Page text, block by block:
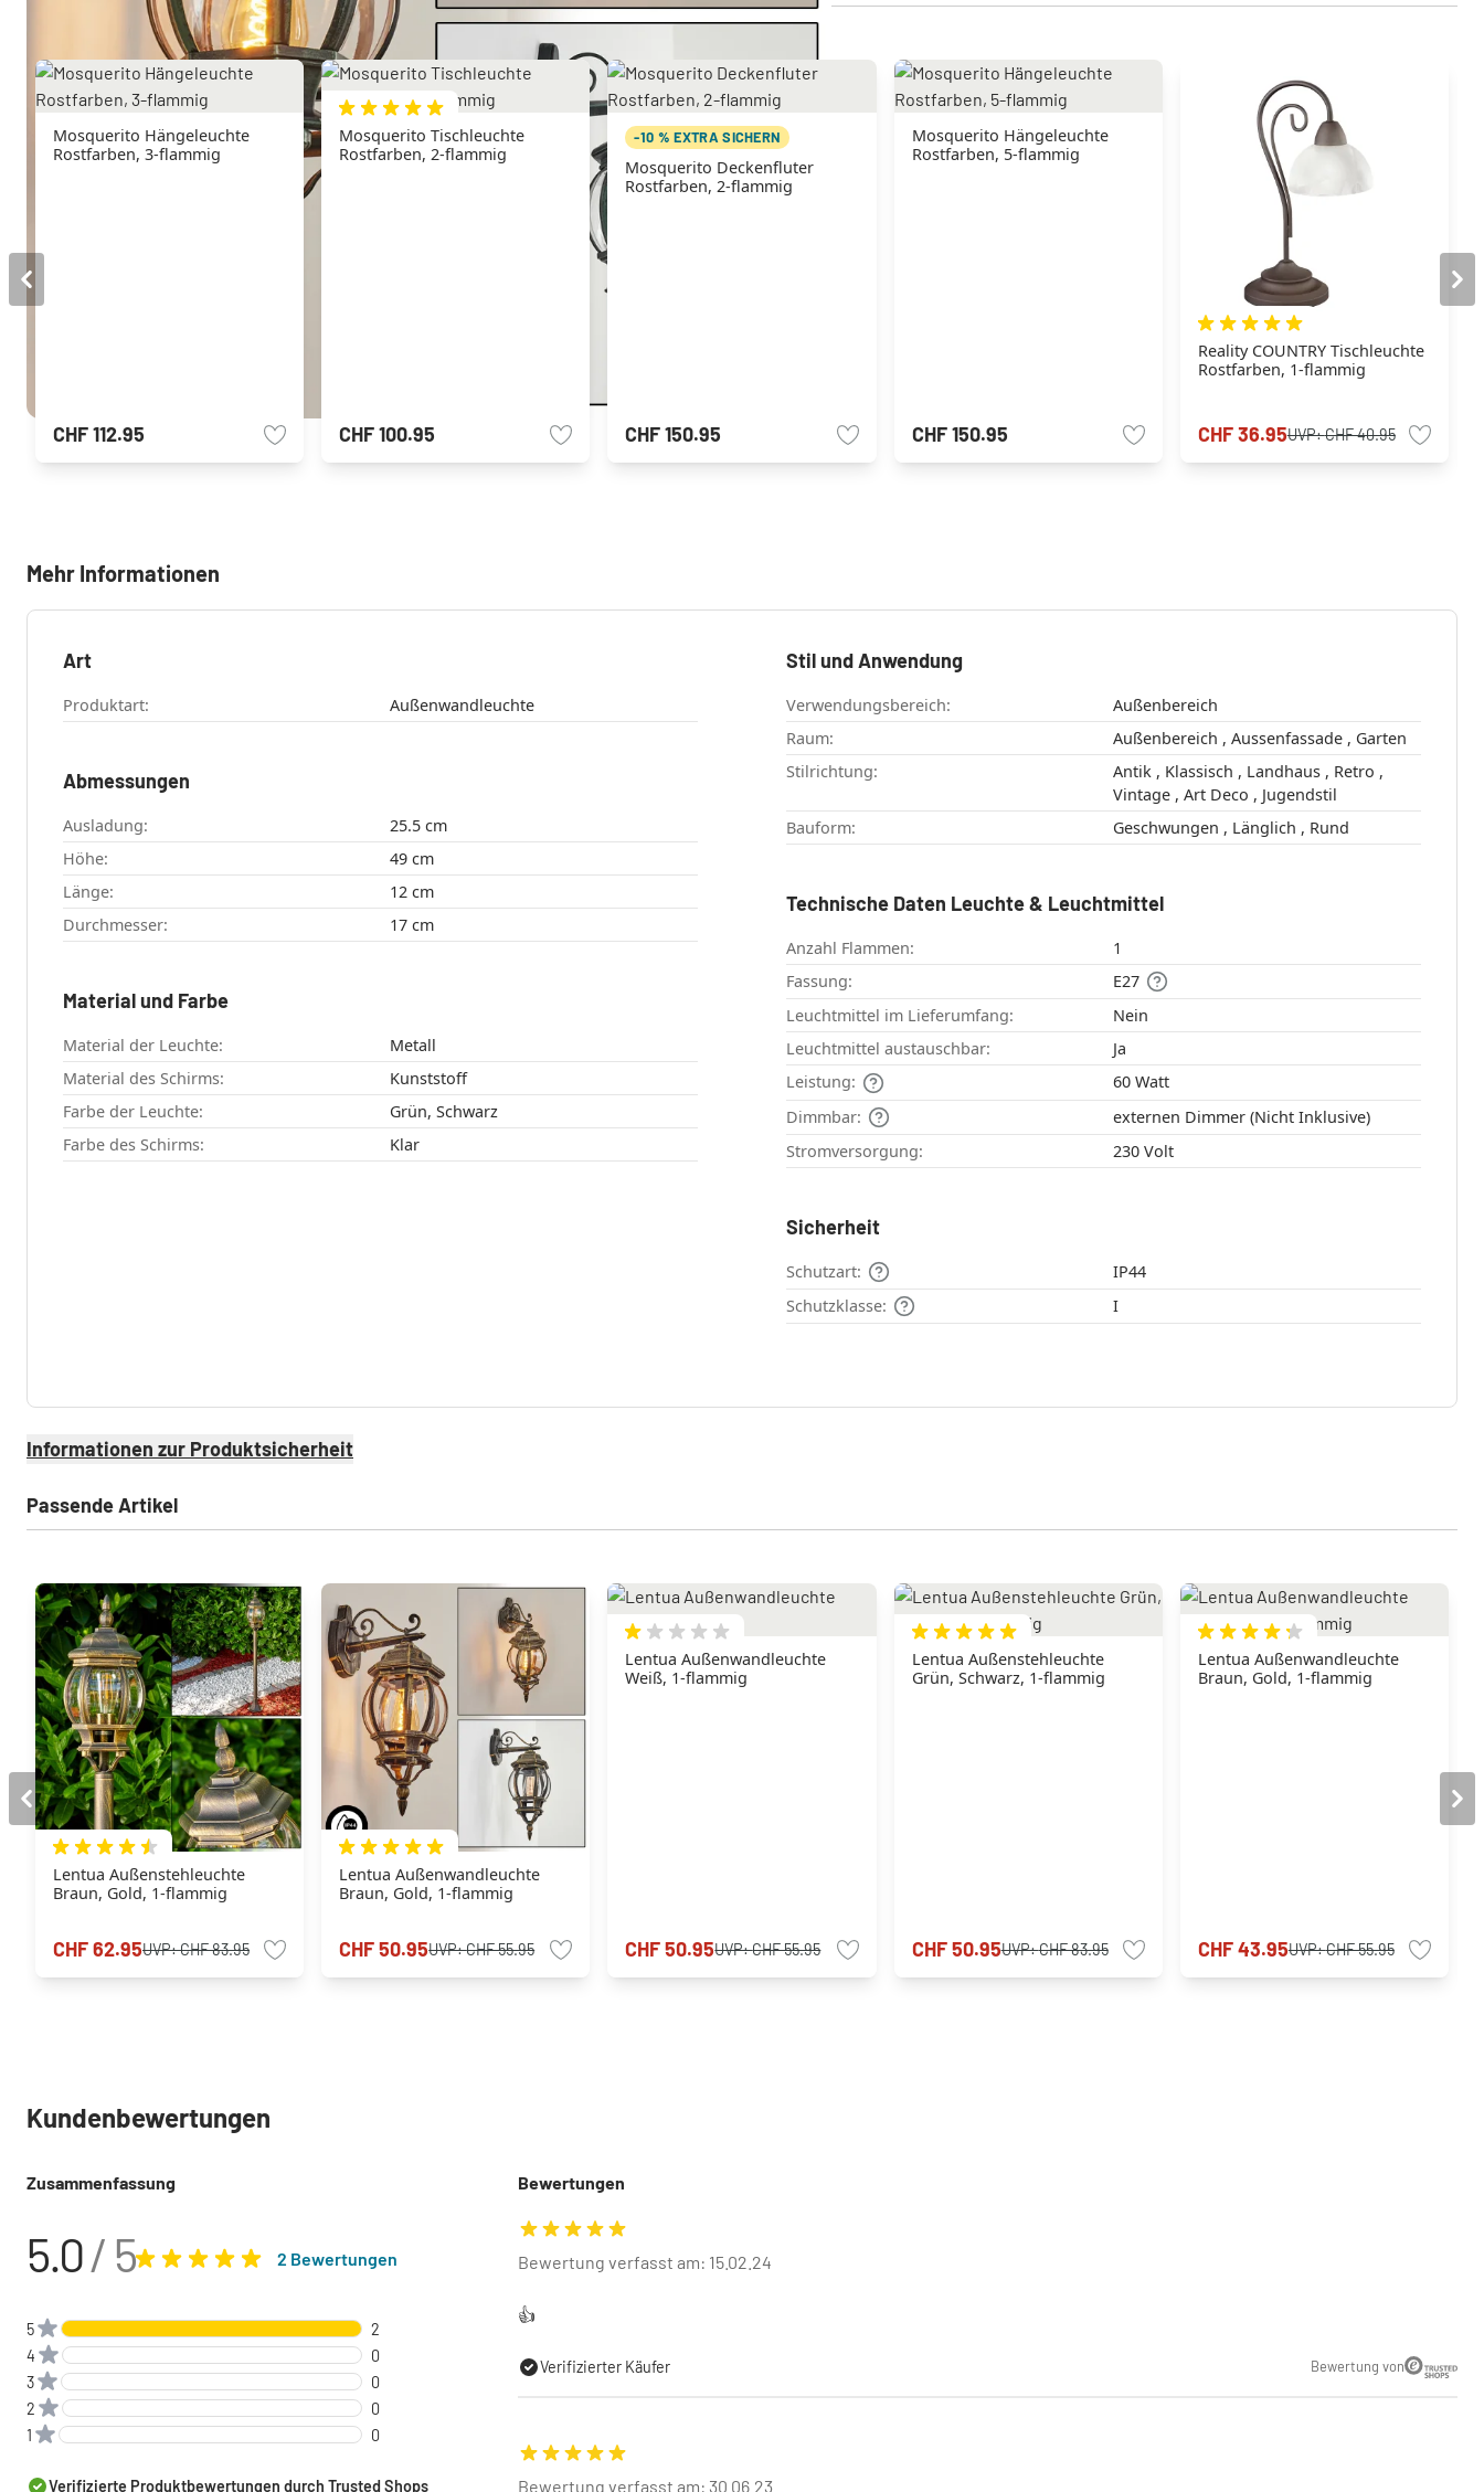
Mosquerito Hängeleuchte
Rostfarben, 3-flammig
CHF 112.95
Mosquerito Tischleuchte
Rostfarben, 2-flammig
CHF 100.95
-10 % EXTRA SICHERN
Mosquerito Deckenfluter
Rostfarben, 2-flammig
CHF 150.95
Mosquerito Hängeleuchte
Rostfarben, 5-flammig
CHF 150.95
Reality COUNTRY Tischleuchte
Rostfarben, 1-flammig
CHF 36.95UVP:CHF 40.95
Mehr Informationen
Art
Produktart: Außenwandleuchte
Abmessungen
Ausladung:
25.5 cm
Höhe:
49 cm
Länge:
12 cm
Durchmesser:
17 cm
Material und Farbe
Material der Leuchte:
Metall
Material des Schirms:
Kunststoff
Farbe der Leuchte:
Grün, Schwarz
Farbe des Schirms:
Klar
Stil und Anwendung
Verwendungsbereich:
Außenbereich
Raum:
Außenbereich , Aussenfassade , Garten
Stilrichtung:
Antik , Klassisch , Landhaus , Retro ,
Vintage , Art Deco , Jugendstil
Bauform:
Geschwungen , Länglich , Rund
Technische Daten Leuchte & Leuchtmittel
Anzahl Flammen:
1
Fassung:
E27
Leuchtmittel im Lieferumfang:
Nein
Leuchtmittel austauschbar:
Ja
Leistung:
60 Watt
Dimmbar:
externen Dimmer (Nicht Inklusive)
Stromversorgung:
230 Volt
Sicherheit
Schutzart:
IP44
Schutzklasse:
I
Informationen zur Produktsicherheit
Passende Artikel
Lentua Außenstehleuchte
Braun, Gold, 1-flammig
CHF 62.95UVP:CHF 83.95
Lentua Außenwandleuchte
Braun, Gold, 1-flammig
CHF 50.95UVP:CHF 55.95
Lentua Außenwandleuchte
Weiß, 1-flammig
CHF 50.95UVP:CHF 55.95
Lentua Außenstehleuchte
Grün, Schwarz, 1-flammig
CHF 50.95UVP:CHF 83.95
Lentua Außenwandleuchte
Braun, Gold, 1-flammig
CHF 43.95UVP:CHF 55.95
Kundenbewertungen
Zusammenfassung
5.0/ 5 2 Bewertungen
5
2
4
0
3
0
2
0
1
0
Verifizierte Produktbewertungen durch Trusted Shops
Bewertungen
Bewertung verfasst am: 15.02.24
👍
Verifizierter Käufer Bewertung von
Bewertung verfasst am: 30.06.23